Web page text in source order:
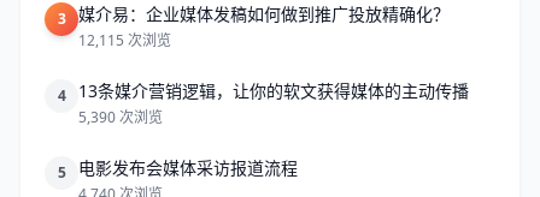
3 媒介易：企业媒体发稿如何做到推广投放精确化？
12,115 次浏览
4 13条媒介营销逻辑，让你的软文获得媒体的主动传播
5,390 次浏览
5 电影发布会媒体采访报道流程